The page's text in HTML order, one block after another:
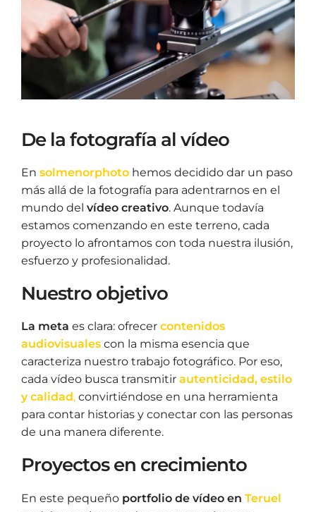
De la fotografía al vídeo
En solmenorphoto hemos decidido dar un paso
más allá de la fotografía para adentrarnos en el
mundo del vídeo creativo. Aunque todavía
estamos comenzando en este terreno, cada
proyecto lo afrontamos con toda nuestra ilusión,
esfuerzo y profesionalidad.
Nuestro objetivo
La meta es clara: ofrecer contenidos
audiovisuales con la misma esencia que
caracteriza nuestro trabajo fotográfico. Por eso,
cada vídeo busca transmitir autenticidad, estilo
y calidad, convirtiéndose en una herramienta
para contar historias y conectar con las personas
de una manera diferente.
Proyectos en crecimiento
En este pequeño portfolio de vídeo en Teruel